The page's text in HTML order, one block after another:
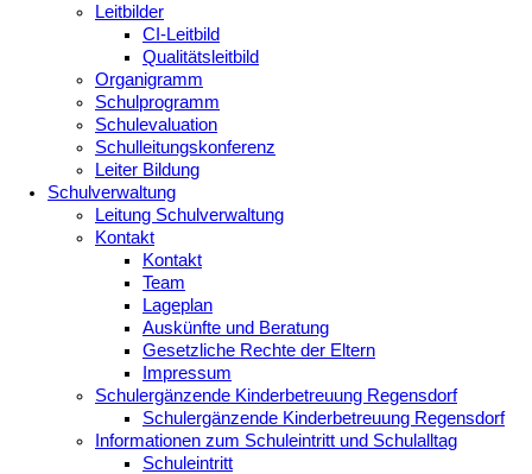
Leitbilder
CI-Leitbild
Qualitätsleitbild
Organigramm
Schulprogramm
Schulevaluation
Schulleitungskonferenz
Leiter Bildung
Schulverwaltung
Leitung Schulverwaltung
Kontakt
Kontakt
Team
Lageplan
Auskünfte und Beratung
Gesetzliche Rechte der Eltern
Impressum
Schulergänzende Kinderbetreuung Regensdorf
Schulergänzende Kinderbetreuung Regensdorf
Informationen zum Schuleintritt und Schulalltag
Schuleintritt